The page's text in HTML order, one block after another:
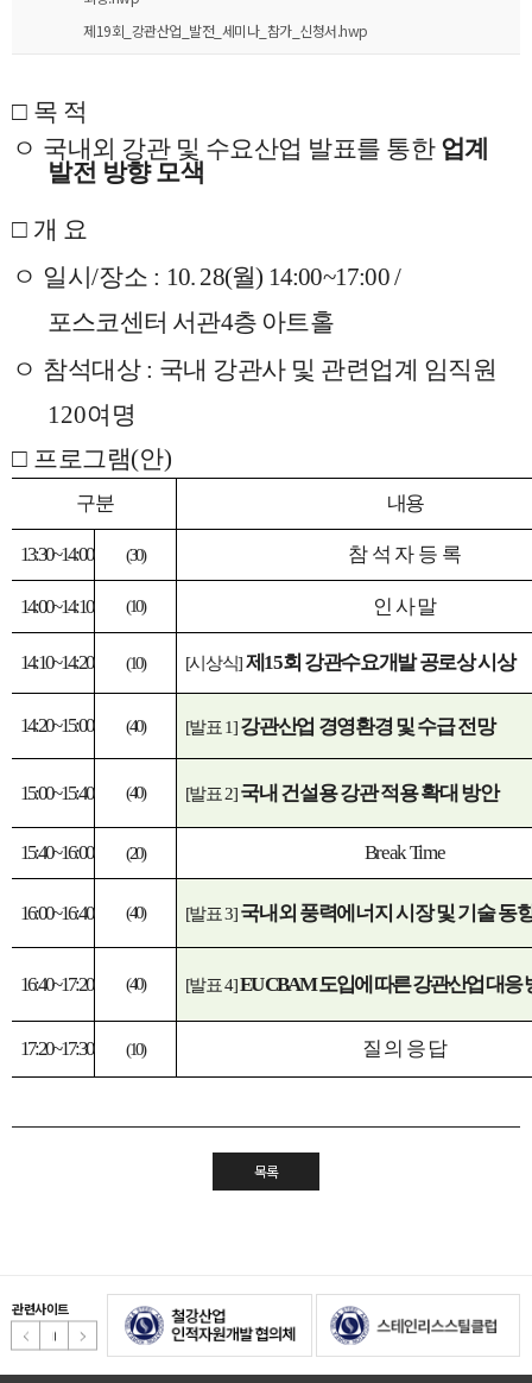
제19회_강관산업_발전_세미나_참가_신청서.hwp
□ 목 적
ㅇ 국내외 강관 및 수요산업 발표를 통한 업계
발전 방향 모색
□ 개 요
ㅇ 일시/장소 : 10. 28(월) 14:00~17:00 /
포스코센터 서관4층 아트홀
ㅇ 참석대상 : 국내 강관사 및 관련업계 임직원
120여명
□ 프로그램(안)
구 분 내 용
13:30~14:00 (30) 참 석 자 등 록
14:00~14:10 (10) 인 사 말
14:10~14:20 (10) [시상식]제 15회 강관수요개발 공로상 시상
14:20~15:00 (40) [발표 1]강관산업 경영환경 및 수급 전망
15:00~15:40 (40) [발표 2]국내 건설용 강관 적용 확대 방안
15:40~16:00 (20) Break Time
16:00~16:40 (40) [발표3]국내외 풍력에너지 시장 및 기술 동
16:40~17:20 (40) [발표4]EU CBAM도입에 따른 강관산업 대응
17:20~17:30 (10) 질 의 응 답
목록
관련사이트